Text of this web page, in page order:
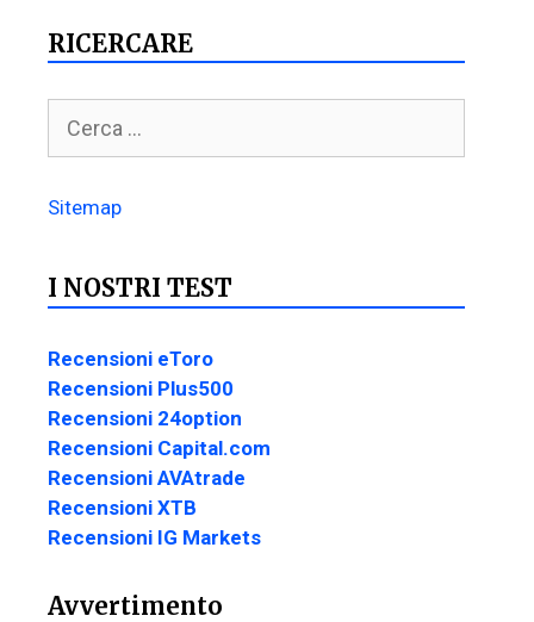
RICERCARE
Sitemap
I NOSTRI TEST
Recensioni eToro
Recensioni Plus500
Recensioni 24option
Recensioni Capital.com
Recensioni AVAtrade
Recensioni XTB
Recensioni IG Markets
Avvertimento